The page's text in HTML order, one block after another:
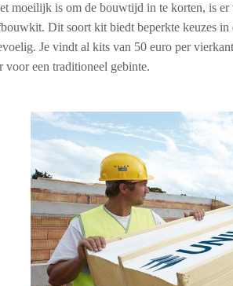
moeilijk is om de bouwtijd in te korten, is
Dit soort kit biedt beperkte keuzes in
Je vindt al kits van 50 euro per
voor een traditioneel gebinte.